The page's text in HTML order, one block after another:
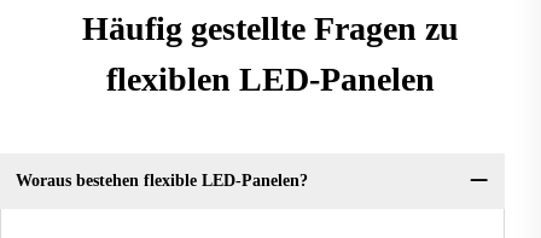
Häufig gestellte Fragen zu
flexiblen LED-Panelen
Woraus bestehen flexible LED-Panelen?